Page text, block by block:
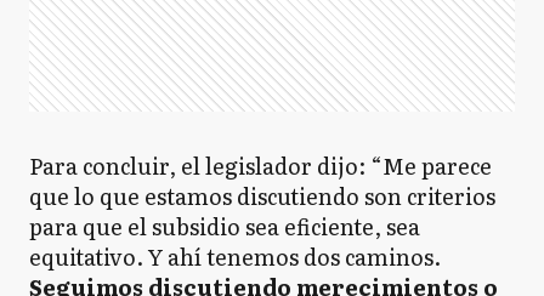
Para concluir, el legislador dijo: “Me parece
que lo que estamos discutiendo son criterios
para que el subsidio sea eficiente, sea
equitativo. Y ahí tenemos dos caminos.
Seguimos discutiendo merecimientos o